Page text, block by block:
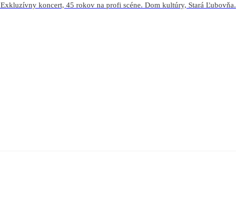
Exkluzívny koncert, 45 rokov na profi scéne. Dom kultúry, Stará Ľubovňa.